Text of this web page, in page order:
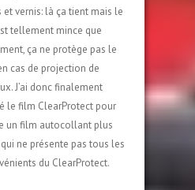
et vernis: là ça tient mais le
tellement mince que
ça ne protège pas le
cas de projection de
J’ai donc finalement
le film ClearProtect pour
un film autocollant plus
ne présente pas tous les
du ClearProtect.